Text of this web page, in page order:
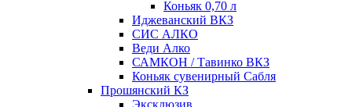
Коньяк 0,70 л
Иджеванский ВКЗ
СИС АЛКО
Веди Алко
САМКОН / Тавинко ВКЗ
Коньяк сувенирный Сабля
Прошянский КЗ
Эксклюзив